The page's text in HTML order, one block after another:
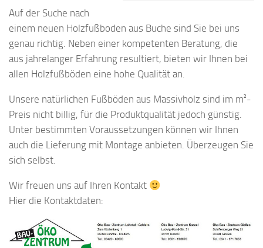
Auf der Suche nach
einem neuen Holzfußboden aus Buche sind Sie bei uns
genau richtig. Neben einer kompetenten Beratung, die
aus jahrelanger Erfahrung resultiert, bieten wir Ihnen bei
allen Holzfußböden eine hohe Qualität an.
Unsere natürlichen Fußböden aus Massivholz sind im m²-
Preis nicht billig, für die Produktqualität jedoch günstig.
Unter bestimmten Voraussetzungen können wir Ihnen
auch die Lieferung mit Montage anbieten. Überzeugen Sie
sich selbst.
Wir freuen uns auf Ihren Kontakt
Hier die Kontaktdaten: